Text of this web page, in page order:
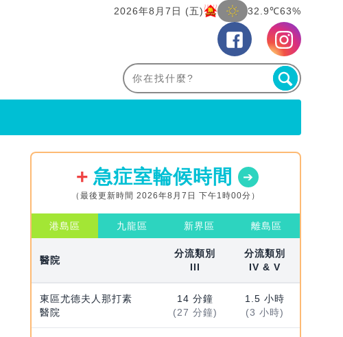
2026年8月7日 (五) 32.9℃63%
急症室輪候時間
（最後更新時間 2026年8月7日 下午1時00分）
港島區 九龍區 新界區 離島區
醫院
分流類別
III
分流類別
IV & V
東區尤德夫人那打素
醫院
14 分鐘
(27 分鐘)
1.5 小時
(3 小時)